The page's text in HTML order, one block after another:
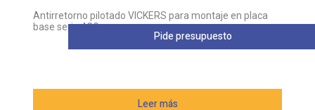
Antirretorno pilotado VICKERS para montaje en placa
base serie 4CG
Leer más
Pide presupuesto